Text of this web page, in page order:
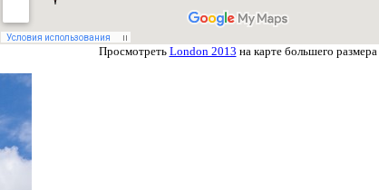
Просмотреть London 2013 на карте большего размера